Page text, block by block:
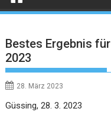
Bestes Ergebnis
2023
28. März 2023
Güssing, 28. 3. 2023